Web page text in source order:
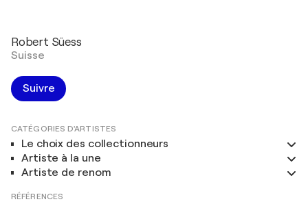
Robert Süess
Suisse
Suivre
CATÉGORIES D'ARTISTES
Le choix des collectionneurs
Artiste à la une
Artiste de renom
RÉFÉRENCES